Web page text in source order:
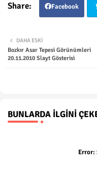
Facebook
DAHA ESKI
Bozkır Asar Tepesi Görünümleri
20.11.2010 Slayt Gösterisi
BUNLARDA İLGINI
Error: